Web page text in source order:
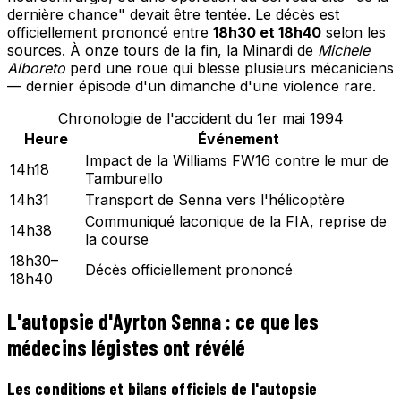
dernière chance" devait être tentée. Le décès est
officiellement prononcé entre 18h30 et 18h40 selon les
sources. À onze tours de la fin, la Minardi de Michele
Alboreto perd une roue qui blesse plusieurs mécaniciens
— dernier épisode d'un dimanche d'une violence rare.
Chronologie de l'accident du 1er mai 1994
Heure
Événement
14h18
Impact de la Williams FW16 contre le mur de
Tamburello
14h31
Transport de Senna vers l'hélicoptère
14h38
Communiqué laconique de la FIA, reprise de
la course
18h30–
18h40
Décès officiellement prononcé
L'autopsie d'Ayrton Senna : ce que les
médecins légistes ont révélé
Les conditions et bilans officiels de l'autopsie